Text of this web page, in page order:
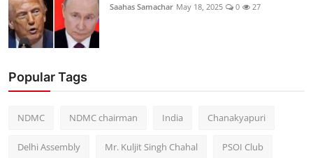
Saahas Samachar May 18, 2025 0 27
Popular Tags
NDMC NDMC chairman India Chanakyapuri
Delhi Assembly Mr. Kuljit Singh Chahal PSOI Club